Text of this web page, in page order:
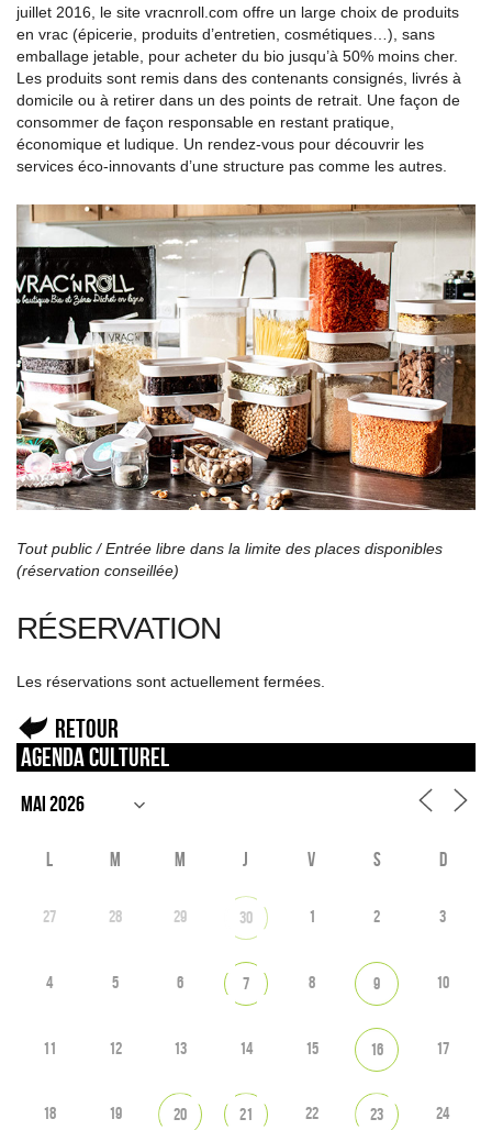
juillet 2016, le site vracnroll.com offre un large choix de produits
en vrac (épicerie, produits d’entretien, cosmétiques…), sans
emballage jetable, pour acheter du bio jusqu’à 50% moins cher.
Les produits sont remis dans des contenants consignés, livrés à
domicile ou à retirer dans un des points de retrait. Une façon de
consommer de façon responsable en restant pratique,
économique et ludique. Un rendez-vous pour découvrir les
services éco-innovants d’une structure pas comme les autres.
Tout public / Entrée libre dans la limite des places disponibles
(réservation conseillée)
RÉSERVATION
Les réservations sont actuellement fermées.
Retour
Agenda culturel
L M M J V S D
27 28 29 30 1 2 3
4 5 6 7 8 9 10
11 12 13 14 15 16 17
18 19 20 21 22 23 24